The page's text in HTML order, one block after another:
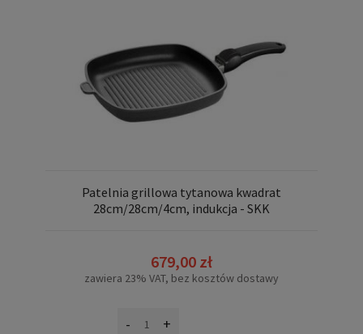
Patelnia grillowa tytanowa kwadrat
28cm/28cm/4cm, indukcja - SKK
679,00 zł
zawiera 23% VAT, bez kosztów dostawy
- +